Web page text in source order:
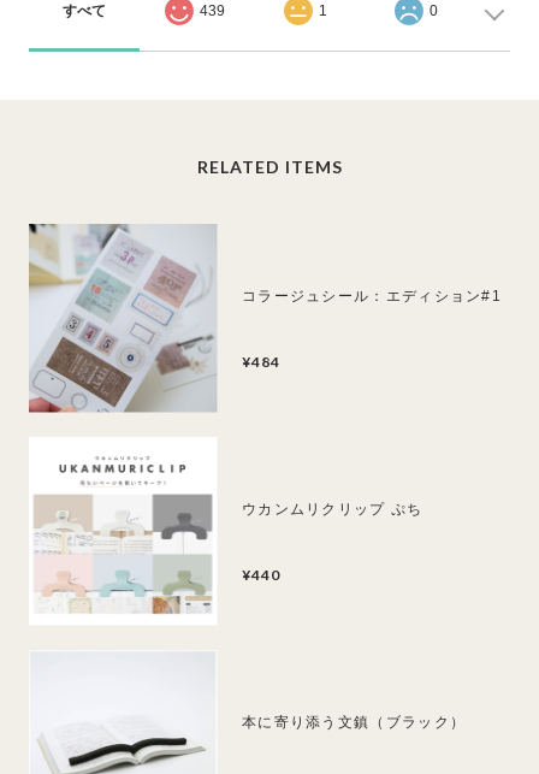
すべて 439 1 0
RELATED ITEMS
コラージュシール：エディション#1
¥484
ウカンムリクリップ ぷち
¥440
本に寄り添う文鎮（ブラック）